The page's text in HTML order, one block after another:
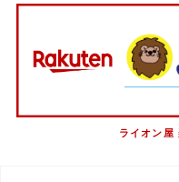
ライオン屋